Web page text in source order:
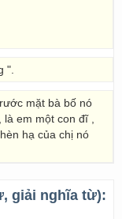
".
mặt bà bố nó
em một con đĩ ,
hạ của chị nó
giải nghĩa từ):